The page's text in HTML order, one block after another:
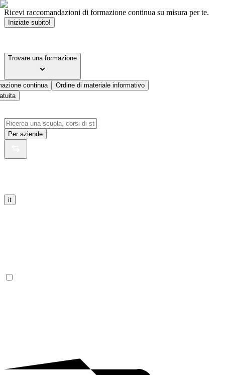
Ricevi raccomandazioni di formazione continua su misura per te.
Iniziate subito!
Trovare una formazione
continua
Ordine di materiale informativo
Per aziende
it